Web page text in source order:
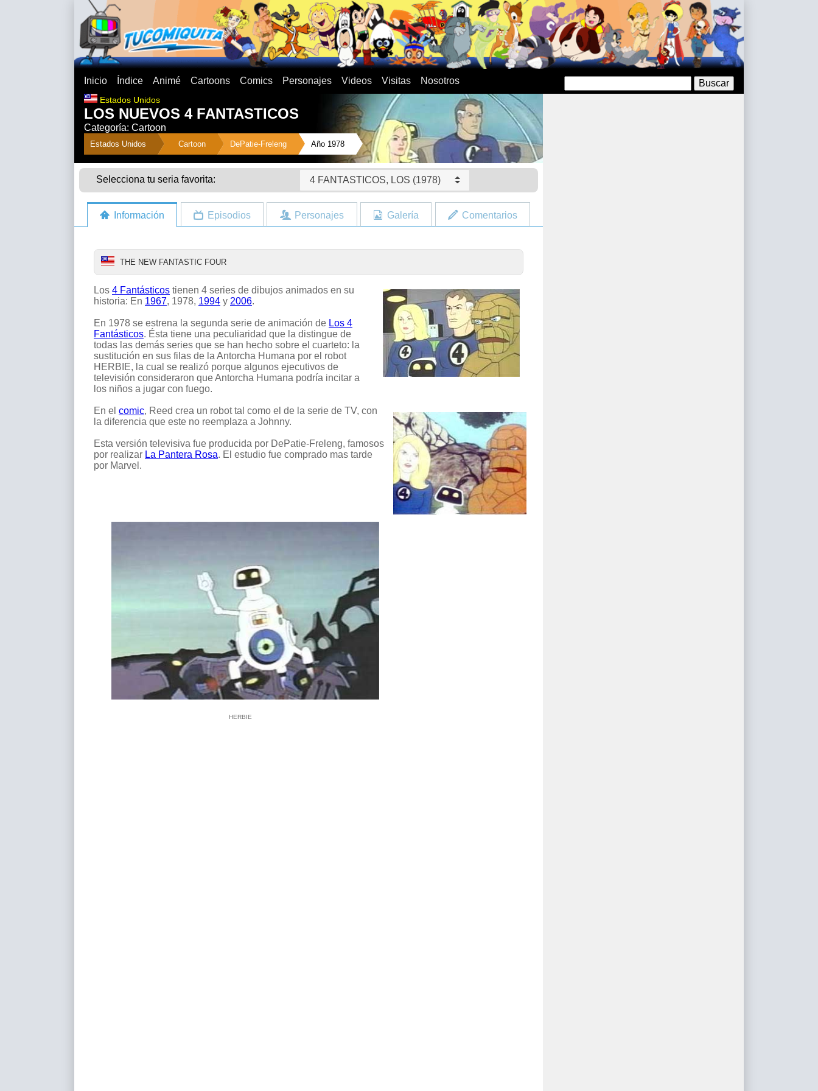
Inicio Índice Animé Cartoons Comics Personajes Videos Visitas Nosotros
Estados Unidos
LOS NUEVOS 4 FANTASTICOS
Categoría: Cartoon
Estados Unidos Cartoon DePatie-Freleng Año 1978
Selecciona tu seria favorita: 4 FANTASTICOS, LOS (1978)
Información Episodios Personajes Galería Comentarios
THE NEW FANTASTIC FOUR
Los 4 Fantásticos tienen 4 series de dibujos animados en su
historia: En 1967, 1978, 1994 y 2006.
En 1978 se estrena la segunda serie de animación de Los 4
Fantásticos. Ésta tiene una peculiaridad que la distingue de
todas las demás series que se han hecho sobre el cuarteto: la
sustitución en sus filas de la Antorcha Humana por el robot
HERBIE, la cual se realizó porque algunos ejecutivos de
televisión consideraron que Antorcha Humana podría incitar a
los niños a jugar con fuego.
En el comic, Reed crea un robot tal como el de la serie de TV, con
la diferencia que este no reemplaza a Johnny.
Esta versión televisiva fue producida por DePatie-Freleng, famosos
por realizar La Pantera Rosa. El estudio fue comprado mas tarde
por Marvel.
HERBIE